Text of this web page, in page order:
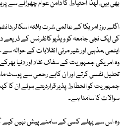
بھی ہیں، لہٰذا احتیاط کا دامن عوام چھوڑنے سے
اگلے روز امریکا کے عالمی شرت یافتہ
کی ایک نجی جامعہ کو ویڈیو کانفرنس کے ذریعے
ایٹمی ،مذہبی اور غیر مرئی انقلابات کے حوالہ
وہ امریکی جمہوریت کے سفاک نقاد اور دنیا
تحلیل نفسی کرتے اور ان کابے رحمی سے پوسٹ
جمہوریت کو انحطاط پذیر قراردیتے ہوئے ان کا
سوالات کا سامنا ہے۔
وہ اس سے پہلے کسی کے سامنے پیش نہیں کیے